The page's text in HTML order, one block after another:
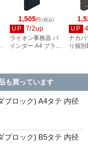
1,505円 (税込)
UP 7/2up
ライオン事務器 バ
インダー A4 ブラッ
UP
ナカバ
り個
も買っています
ブロック) A4タテ 内径
ブロック) B5タテ 内径